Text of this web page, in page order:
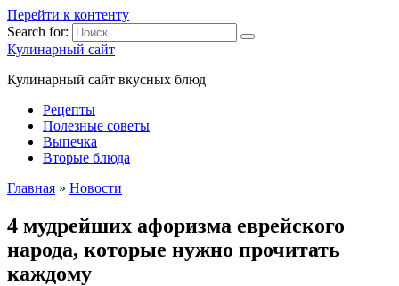
Перейти к контенту
Search for:
Кулинарный сайт
Кулинарный сайт вкусных блюд
Рецепты
Полезные советы
Выпечка
Вторые блюда
Главная » Новости
4 мудрейших афоризма еврейского
народа, которые нужно прочитать
каждому